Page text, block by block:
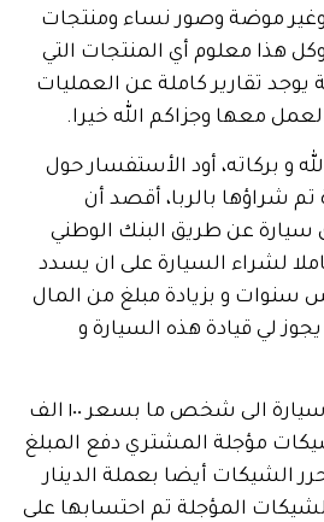
وصور نساء ومنتجات
معلوم أي المنتجات التي
كاملة عن العمليات
وجزاكم الله خيرا.
أود الأستفسار حول
بالربا، أقصد أن
طريق البنك الوطني
السيارة على ان يسدد
و بزيادة مبلغ من المال
هذه السيارة و
السلام عليكم تاجر باع سيارة الى شخص ما بسعر ١٠٠ الف
المشتري دفع المبلغ
أيضا بعملة الدينار
المؤجلة تم احتسابها على